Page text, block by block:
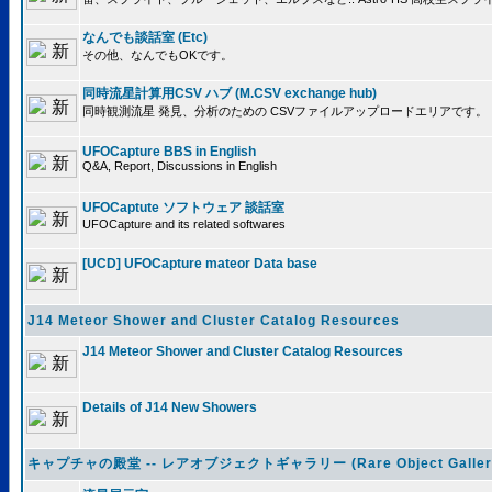
なんでも談話室 (Etc)
その他、なんでもOKです。
同時流星計算用CSV ハブ (M.CSV exchange hub)
同時観測流星 発見、分析のための CSVファイルアップロードエリアです。
UFOCapture BBS in English
Q&A, Report, Discussions in English
UFOCaptute ソフトウェア 談話室
UFOCapture and its related softwares
[UCD] UFOCapture mateor Data base
J14 Meteor Shower and Cluster Catalog Resources
J14 Meteor Shower and Cluster Catalog Resources
Details of J14 New Showers
キャプチャの殿堂 -- レアオブジェクトギャラリー (Rare Object